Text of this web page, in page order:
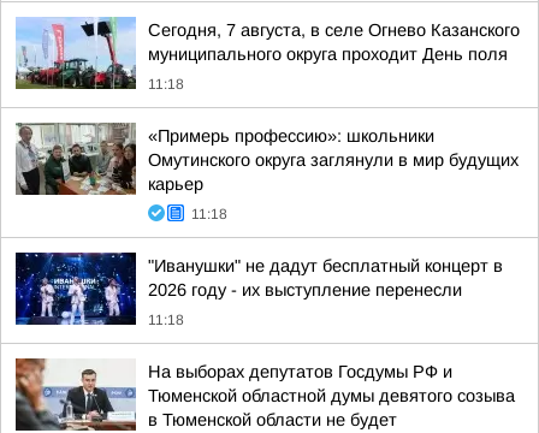
Сегодня, 7 августа, в селе Огнево Казанского
муниципального округа проходит День поля
11:18
«Примерь профессию»: школьники
Омутинского округа заглянули в мир будущих
карьер
11:18
"Иванушки" не дадут бесплатный концерт в
2026 году - их выступление перенесли
11:18
На выборах депутатов Госдумы РФ и
Тюменской областной думы девятого созыва
в Тюменской области не будет